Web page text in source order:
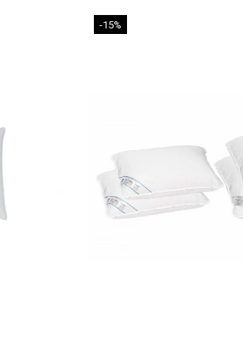
perna pentru a impiedica patarea acesteia.
se regasesc in casele a milioane de romani.
-15%